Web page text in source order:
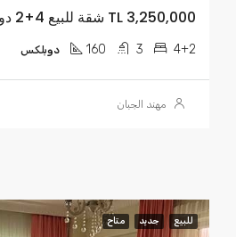
TL 3,250,000 شقة للبيع 4+2 دوبلكس صفر بيلكدوزو
4+2
3
160 دوبلكس
مهند الجبان
للبيع جديد متاح